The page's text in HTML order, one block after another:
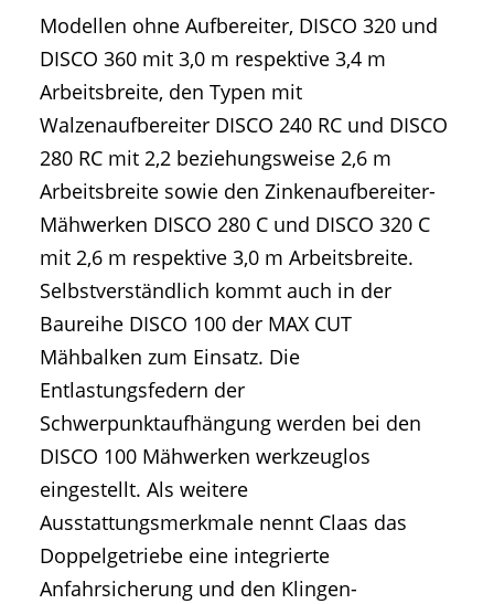
Modellen ohne Aufbereiter, DISCO 320 und
DISCO 360 mit 3,0 m respektive 3,4 m
Arbeitsbreite, den Typen mit
Walzenaufbereiter DISCO 240 RC und DISCO
280 RC mit 2,2 beziehungsweise 2,6 m
Arbeitsbreite sowie den Zinkenaufbereiter-
Mähwerken DISCO 280 C und DISCO 320 C
mit 2,6 m respektive 3,0 m Arbeitsbreite.
Selbstverständlich kommt auch in der
Baureihe DISCO 100 der MAX CUT
Mähbalken zum Einsatz. Die
Entlastungsfedern der
Schwerpunktaufhängung werden bei den
DISCO 100 Mähwerken werkzeuglos
eingestellt. Als weitere
Ausstattungsmerkmale nennt Claas das
Doppelgetriebe eine integrierte
Anfahrsicherung und den Klingen-